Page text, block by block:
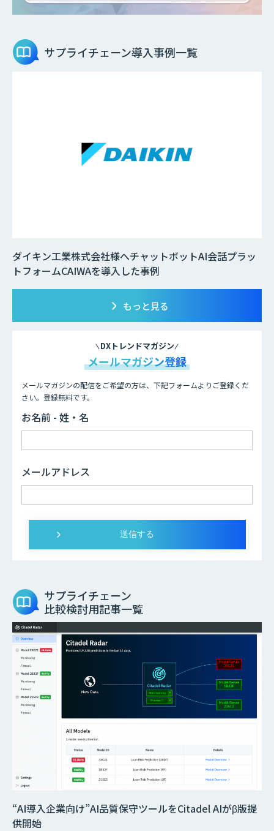
サプライチェーン導入事例一覧
ダイキン工業株式会社様へチャットボットAI会話プラッ
トフォームCAIWAを導入した事例
もっと見る
DXトレンドマガジン
メールマガジン登録
メールマガジンの配信をご希望の方は、下記フォームよりご登録くだ
さい。登録無料です。
お名前 - 姓・名
メールアドレス
サプライチェーン
比較検討用記事一覧
“AI導入企業向け”AI品質保守ツールをCitadel AIがβ版提
供開始